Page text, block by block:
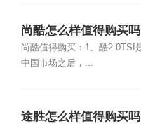
尚酷怎么样值得购买
尚酷值得购买：1、酷2.0TSI
中国市场之后，...
途胜怎么样值得购买